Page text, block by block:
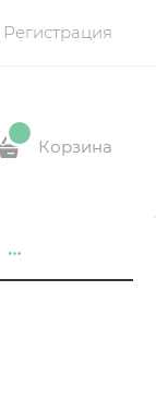
Регистрация
Корзина